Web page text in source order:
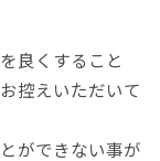
良くすること
控えいただいて
ができない事が